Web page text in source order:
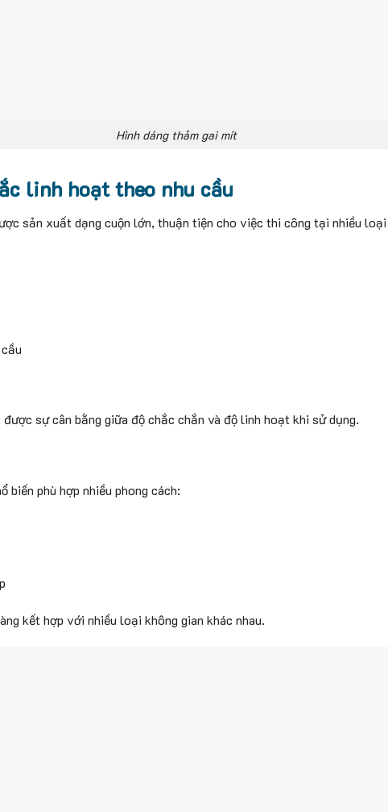
Hình dáng thảm gai mít
linh hoạt theo nhu cầu
sản xuất dạng cuộn lớn, thuận tiện cho việc thi công tại nhiều
sự cân bằng giữa độ chắc chắn và độ linh hoạt khi sử dụng.
biến phù hợp nhiều phong cách:
kết hợp với nhiều loại không gian khác nhau.